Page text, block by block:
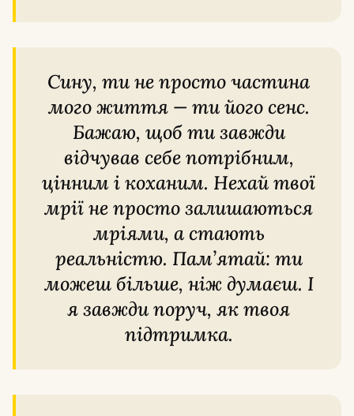
Сину, ти не просто частина
мого життя — ти його сенс.
Бажаю, щоб ти завжди
відчував себе потрібним,
цінним і коханим. Нехай твої
мрії не просто залишаються
мріями, а стають
реальністю. Пам’ятай: ти
можеш більше, ніж думаєш. І
я завжди поруч, як твоя
підтримка.